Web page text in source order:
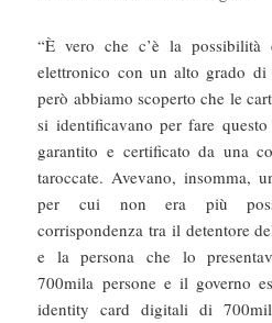
“È vero che c’è la
elettronico con un alto grado
però abbiamo scoperto che le
si identificavano per fare
garantito e certificato da una
taroccate. Avevano, insomma,
per cui non era più
corrispondenza tra il detentore
e la persona che lo
700mila persone e il governo
identity card digitali di